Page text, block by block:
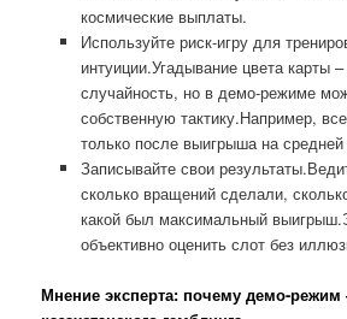
космические выплаты.
Используйте риск-игру для
интуиции.Угадывание цвета карты
случайность, но в демо-режиме
собственную тактику.Например,
только после выигрыша на средней
Записывайте свои
сколько вращений сделали,
какой был максимальный
объективно оценить слот без
Мнение эксперта: почему демо-режим